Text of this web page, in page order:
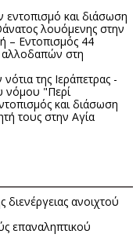
εντοπισμό και διάσωση
λουόμενης στην
– Εντοπισμός 44
στη
της Ιεράπετρας -
νόμου "Περί
και διάσωση
τους στην Αγία
ανοιχτού
επαναληπτικού